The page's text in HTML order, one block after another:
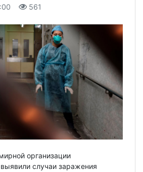
561
организации
случаи заражения